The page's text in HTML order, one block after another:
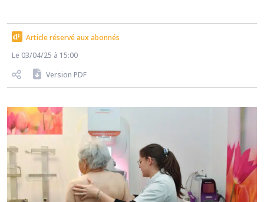
Article réservé aux abonnés
Le 03/04/25 à 15:00
Version PDF